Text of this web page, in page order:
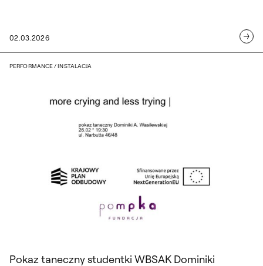
02.03.2026
Pokaz taneczny studentki WBSAK
PERFORMANCE / INSTALACJA
Pokaz taneczny studentki WBSAK Dominiki